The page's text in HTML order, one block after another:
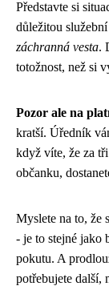
Představte si
důležitou
záchranná vesta.
totožnost, než si
Pozor ale na
kratší. Úředník
když víte, že za
občanku,
Myslete na to, že
- je to stejné jako
pokutu. A
potřebujete další,